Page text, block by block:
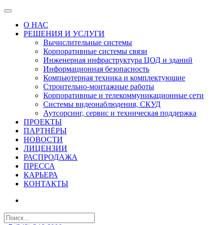
О НАС
РЕШЕНИЯ И УСЛУГИ
Вычислительные системы
Корпоративные системы связи
Инженерная инфраструктура ЦОД и зданий
Информационная безопасность
Компьютерная техника и комплектующие
Строительно-монтажные работы
Корпоративные и телекоммуникационные сети
Системы видеонаблюдения, СКУД
Аутсорсинг, сервис и техническая поддержка
ПРОЕКТЫ
ПАРТНЁРЫ
НОВОСТИ
ЛИЦЕНЗИИ
РАСПРОДАЖА
ПРЕССА
КАРЬЕРА
КОНТАКТЫ